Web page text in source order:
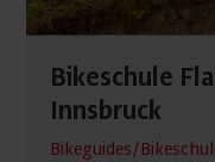
Bikeschule
Innsbruck
Bikeguides/